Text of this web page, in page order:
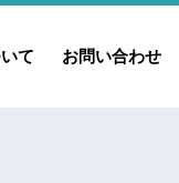
て お問い合わせ